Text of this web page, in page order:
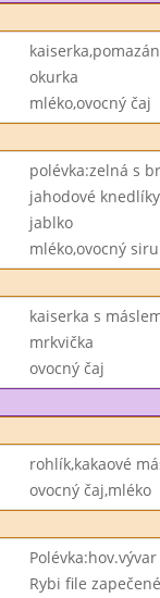
okurka
mléko,ovocný čaj
polévka:zelná s
jahodové
jablko
mléko,ovocný
kaiserka s
mrkvička
ovocný čaj
rohlík,kakaové
ovocný čaj,mléko
Rybi file